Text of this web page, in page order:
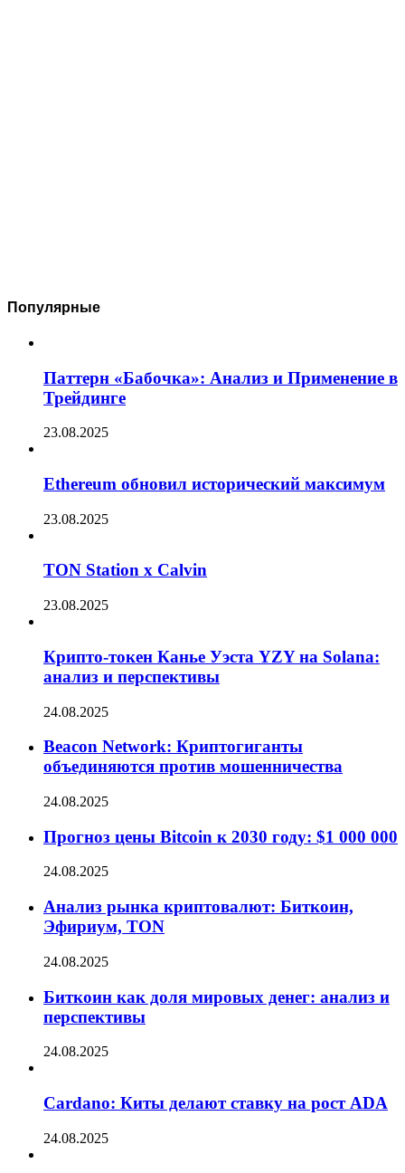
Популярные
Паттерн «Бабочка»: Анализ и Применение в
Трейдинге
23.08.2025
Ethereum обновил исторический максимум
23.08.2025
TON Station x Calvin
23.08.2025
Крипто-токен Канье Уэста YZY на Solana:
анализ и перспективы
24.08.2025
Beacon Network: Криптогиганты
объединяются против мошенничества
24.08.2025
Прогноз цены Bitcoin к 2030 году: $1 000 000
24.08.2025
Анализ рынка криптовалют: Биткоин,
Эфириум, TON
24.08.2025
Биткоин как доля мировых денег: анализ и
перспективы
24.08.2025
Cardano: Киты делают ставку на рост ADA
24.08.2025